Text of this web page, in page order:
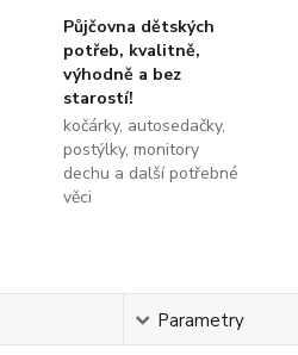
Půjčovna dětských
potřeb, kvalitně,
výhodně a bez
starostí!
kočárky, autosedačky,
postýlky, monitory
dechu a další potřebné
věci
Parametry